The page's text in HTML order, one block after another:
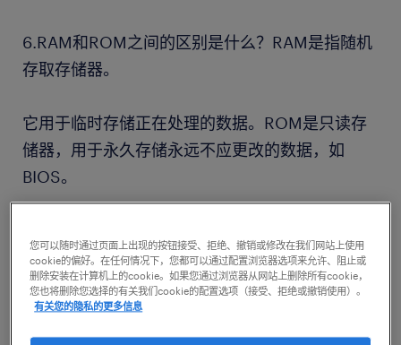
6.RAM和ROM之间的区别是什么？RAM是指随机
存取存储器。
它用于临时存储正在处理的数据。ROM是只读存
储器，用于永久存储永远不应更改的数据，如
BIOS。
么？
检查以下内容：
您可以随时通过页面上出现的按钮接受、拒绝、撤销或修改在我们网站上使用
cookie的偏好。在任何情况下，您都可以通过配置浏览器选项来允许、阻止或
删除安装在计算机上的cookie。如果您通过浏览器从网站上删除所有cookie，
您也将删除您选择的有关我们cookie的配置选项（接受、拒绝或撤销使用）。
有关您的隐私的更多信息